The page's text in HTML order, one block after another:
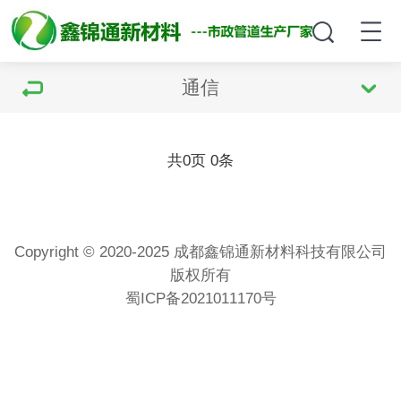
通信
共0页 0条
Copyright © 2020-2025 成都鑫锦通新材料科技有限公司
版权所有
蜀ICP备2021011170号